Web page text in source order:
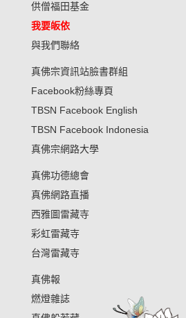
供僧福田基金
我要皈依
與我們聯絡
真佛宗資訊站臉書群組
Facebook粉絲專頁
TBSN Facebook English
TBSN Facebook Indonesia
真佛宗網路大學
真佛功德總會
真佛網路直播
西雅圖雷藏寺
彩虹雷藏寺
台灣雷藏寺
真佛報
燃燈雜誌